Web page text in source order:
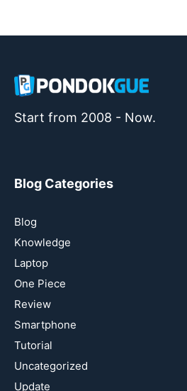
Start from 2008 - Now.
Blog Categories
Blog
Knowledge
Laptop
One Piece
Review
Smartphone
Tutorial
Uncategorized
Update